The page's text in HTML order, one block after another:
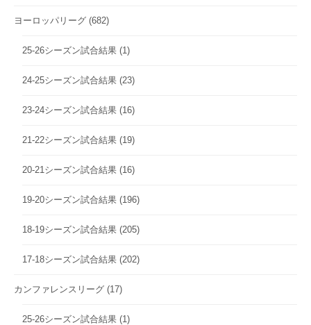
ヨーロッパリーグ (682)
25-26シーズン試合結果 (1)
24-25シーズン試合結果 (23)
23-24シーズン試合結果 (16)
21-22シーズン試合結果 (19)
20-21シーズン試合結果 (16)
19-20シーズン試合結果 (196)
18-19シーズン試合結果 (205)
17-18シーズン試合結果 (202)
カンファレンスリーグ (17)
25-26シーズン試合結果 (1)